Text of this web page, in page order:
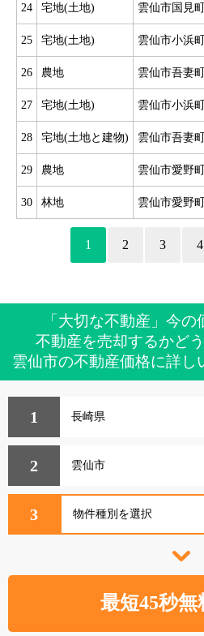
24 宅地(土地) 雲仙市国見
25 宅地(土地) 雲仙市小浜
26 農地 雲仙市吾妻
27 宅地(土地) 雲仙市小浜
28 宅地(土地と建物) 雲仙市吾妻
29 農地 雲仙市愛野
30 林地 雲仙市愛野
1 2 3 4
「大切な不動産」今
不動産を売却するかど
雲仙市の不動産価格に詳し
1
2
3